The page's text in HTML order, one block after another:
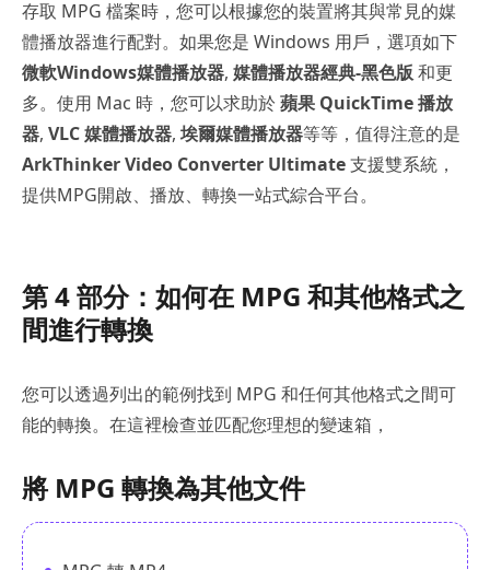
存取 MPG 檔案時，您可以根據您的裝置將其與常見的媒
體播放器進行配對。如果您是 Windows 用戶，選項如下
微軟Windows媒體播放器, 媒體播放器經典-黑色版 和更
多。使用 Mac 時，您可以求助於蘋果 QuickTime 播放
器, VLC 媒體播放器, 埃爾媒體播放器等等，值得注意的是
ArkThinker Video Converter Ultimate支援雙系統，
提供MPG開啟、播放、轉換一站式綜合平台。
第 4 部分：如何在 MPG 和其他格式之
間進行轉換
您可以透過列出的範例找到 MPG 和任何其他格式之間可
能的轉換。在這裡檢查並匹配您理想的變速箱，
將 MPG 轉換為其他文件